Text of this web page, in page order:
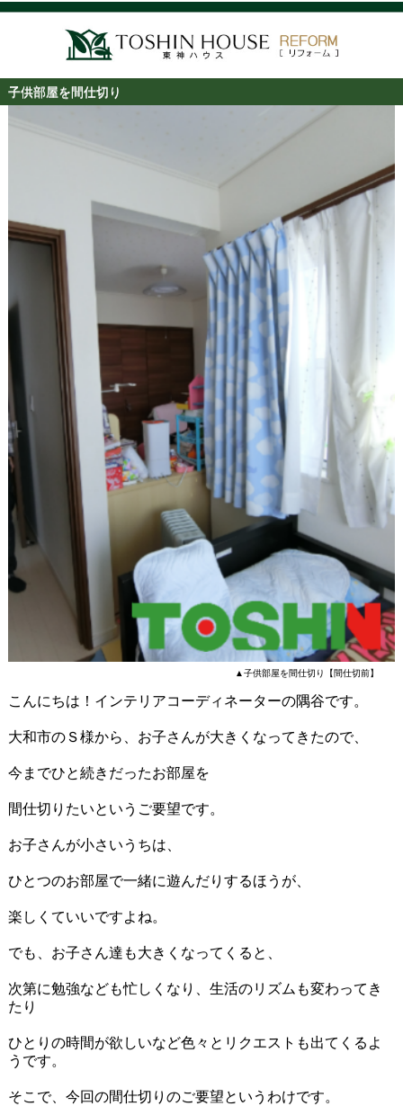
子供部屋を間仕切り
▲子供部屋を間仕切り【間仕切前】
こんにちは！インテリアコーディネーターの隅谷です。
大和市のＳ様から、お子さんが大きくなってきたので、
今までひと続きだったお部屋を
間仕切りたいというご要望です。
お子さんが小さいうちは、
ひとつのお部屋で一緒に遊んだりするほうが、
楽しくていいですよね。
でも、お子さん達も大きくなってくると、
次第に勉強なども忙しくなり、生活のリズムも変わってき
たり
ひとりの時間が欲しいなど色々とリクエストも出てくるよ
うです。
そこで、今回の間仕切りのご要望というわけです。